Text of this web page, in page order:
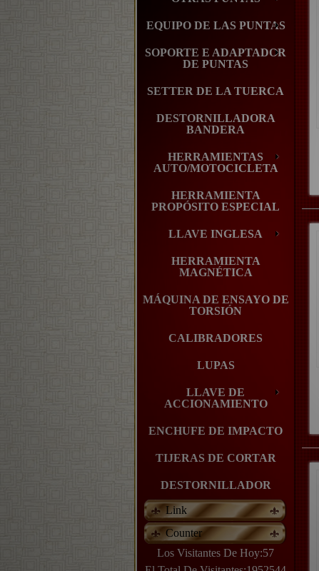
EQUIPO DE LAS PUNTAS
SOPORTE E ADAPTADOR
DE PUNTAS
SETTER DE LA TUERCA
DESTORNILLADORA
BANDERA
HERRAMIENTAS
AUTO/MOTOCICLETA
HERRAMIENTA
PROPÓSITO ESPECIAL
LLAVE INGLESA
HERRAMIENTA
MAGNÉTICA
MÁQUINA DE ENSAYO DE
TORSIÓN
CALIBRADORES
LUPAS
LLAVE DE
ACCIONAMIENTO
ENCHUFE DE IMPACTO
TIJERAS DE CORTAR
DESTORNILLADOR
Link
Counter
Los Visitantes De Hoy:57